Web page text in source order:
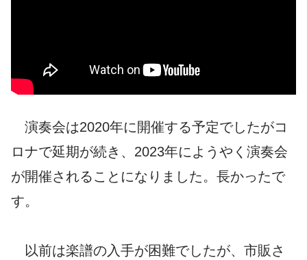
演奏会は2020年に開催する予定でしたがコ
ロナで延期が続き、2023年にようやく演奏会
が開催されることになりました。長かったで
す。
以前は楽譜の入手が困難でしたが、市販さ